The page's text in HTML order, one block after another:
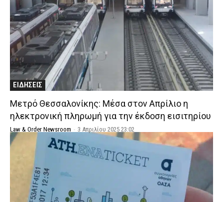
ΕΙΔΗΣΕΙΣ
Μετρό Θεσσαλονίκης: Μέσα στον Απρίλιο η
ηλεκτρονική πληρωμή για την έκδοση εισιτηρίου
Law & Order Newsroom - 3 Απριλίου 2025 23:02